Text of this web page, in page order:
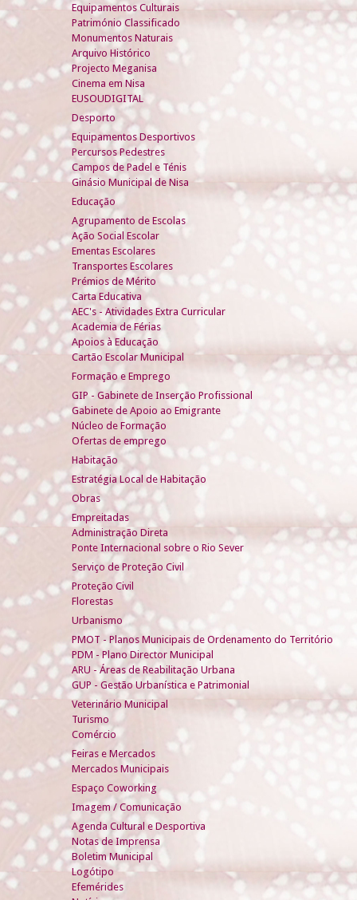
Equipamentos Culturais
Património Classificado
Monumentos Naturais
Arquivo Histórico
Projecto Meganisa
Cinema em Nisa
EUSOUDIGITAL
Desporto
Equipamentos Desportivos
Percursos Pedestres
Campos de Padel e Ténis
Ginásio Municipal de Nisa
Educação
Agrupamento de Escolas
Ação Social Escolar
Ementas Escolares
Transportes Escolares
Prémios de Mérito
Carta Educativa
AEC's - Atividades Extra Curricular
Academia de Férias
Apoios à Educação
Cartão Escolar Municipal
Formação e Emprego
GIP - Gabinete de Inserção Profissional
Gabinete de Apoio ao Emigrante
Núcleo de Formação
Ofertas de emprego
Habitação
Estratégia Local de Habitação
Obras
Empreitadas
Administração Direta
Ponte Internacional sobre o Rio Sever
Serviço de Proteção Civil
Proteção Civil
Florestas
Urbanismo
PMOT - Planos Municipais de Ordenamento do Território
PDM - Plano Director Municipal
ARU - Áreas de Reabilitação Urbana
GUP - Gestão Urbanística e Patrimonial
Veterinário Municipal
Turismo
Comércio
Feiras e Mercados
Mercados Municipais
Espaço Coworking
Imagem / Comunicação
Agenda Cultural e Desportiva
Notas de Imprensa
Boletim Municipal
Logótipo
Efemérides